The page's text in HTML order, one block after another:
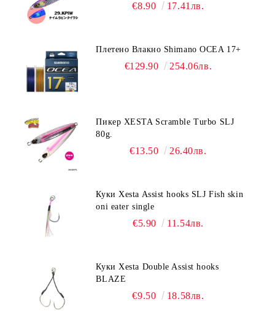
€8.90 17.41лв.
Плетено Влакно Shimano OCEA 17+
€129.90 254.06лв.
Пикер XESTA Scramble Turbo SLJ
80g.
€13.50 26.40лв.
Куки Xesta Assist hooks SLJ Fish skin
oni eater single
€5.90 11.54лв.
Куки Xesta Double Assist hooks
BLAZE
€9.50 18.58лв.